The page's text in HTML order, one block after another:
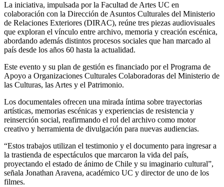
La iniciativa, impulsada por la Facultad de Artes UC en
colaboración con la Dirección de Asuntos Culturales del Ministerio
de Relaciones Exteriores (DIRAC), reúne tres piezas audiovisuales
que exploran el vínculo entre archivo, memoria y creación escénica,
abordando además distintos procesos sociales que han marcado al
país desde los años 60 hasta la actualidad.
Este evento y su plan de gestión es financiado por el Programa de
Apoyo a Organizaciones Culturales Colaboradoras del Ministerio de
las Culturas, las Artes y el Patrimonio.
Los documentales ofrecen una mirada íntima sobre trayectorias
artísticas, memorias escénicas y experiencias de resistencia y
reinserción social, reafirmando el rol del archivo como motor
creativo y herramienta de divulgación para nuevas audiencias.
“Estos trabajos utilizan el testimonio y el documento para ingresar a
la trastienda de espectáculos que marcaron la vida del país,
proyectando el estado de ánimo de Chile y su imaginario cultural”,
señala Jonathan Aravena, académico UC y director de uno de los
filmes.